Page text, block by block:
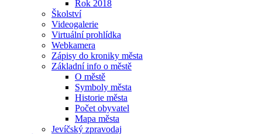
Rok 2018
Školství
Videogalerie
Virtuální prohlídka
Webkamera
Zápisy do kroniky města
Základní info o městě
O městě
Symboly města
Historie města
Počet obyvatel
Mapa města
Jevíčský zpravodaj